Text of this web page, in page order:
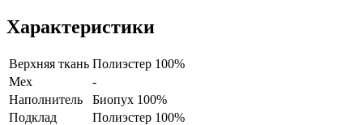
Характеристики
Верхняя ткань Полиэстер 100%
Мех
-
Наполнитель
Биопух 100%
Подклад
Полиэстер 100%